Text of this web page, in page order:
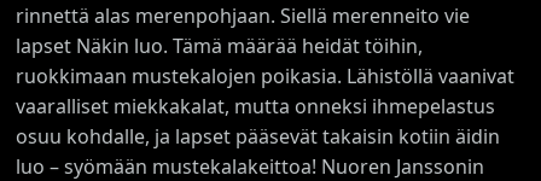
rinnettä alas merenpohjaan. Siellä merenneito vie
lapset Näkin luo. Tämä määrää heidät töihin,
ruokkimaan mustekalojen poikasia. Lähistöllä vaanivat
vaaralliset miekkakalat, mutta onneksi ihmepelastus
osuu kohdalle, ja lapset pääsevät takaisin kotiin äidin
luo – syömään mustekalakeittoa! Nuoren Janssonin